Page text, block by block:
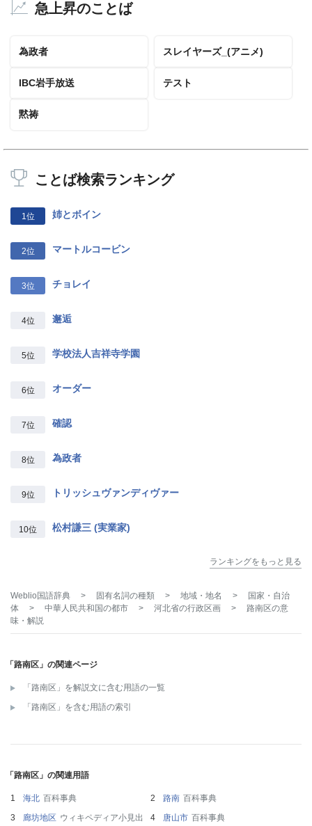
急上昇のことば
為政者 スレイヤーズ_(アニメ)
IBC岩手放送 テスト
黙祷
ことば検索ランキング
1位 姉とボイン
2位 マートルコービン
3位 チョレイ
4位 邂逅
5位 学校法人吉祥寺学園
6位 オーダー
7位 確認
8位 為政者
9位 トリッシュヴァンディヴァー
10位 松村謙三 (実業家)
ランキングをもっと見る
Weblio国語辞典 > 固有名詞の種類 > 地域・地名 >
国家・自治
体
> 中華人民共和国の都市 > 河北省の行政区画 > 路南区の意
味・解説
「路南区」の関連ページ
「路南区」を解説文に含む用語の一覧
「路南区」を含む用語の索引
「路南区」の関連用語
海北 百科事典 路南 百科事典
廊坊地区 ウィキペディア小見出
唐山市 百科事典